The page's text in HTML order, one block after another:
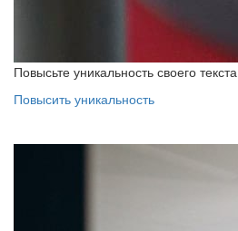
Повысьте уникальность своего текста
Повысить уникальность